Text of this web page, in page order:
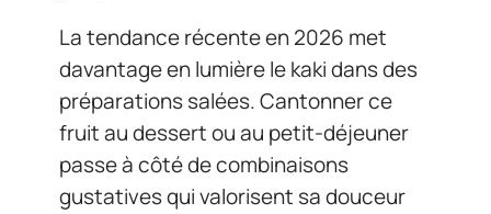
La tendance récente en 2026 met
davantage en lumière le kaki dans des
préparations salées. Cantonner ce
fruit au dessert ou au petit-déjeuner
passe à côté de combinaisons
gustatives qui valorisent sa douceur